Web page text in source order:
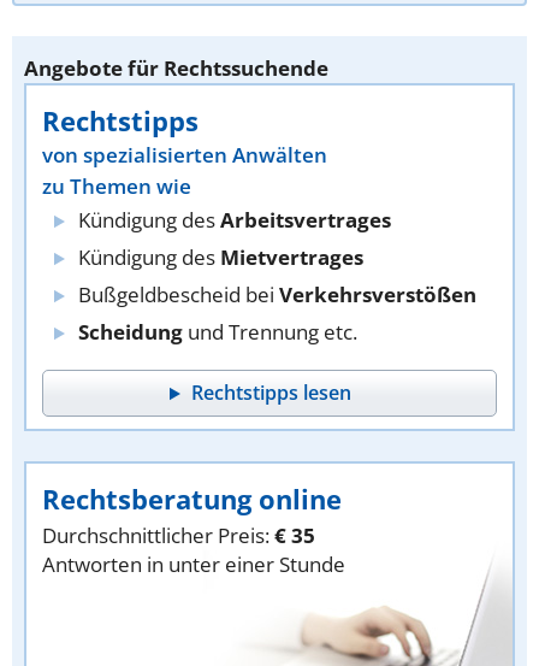
Angebote für Rechtssuchende
Rechtstipps
von spezialisierten Anwälten
zu Themen wie
Kündigung desArbeitsvertrages
Kündigung des Mietvertrages
Bußgeldbescheid bei Verkehrsverstößen
Scheidung und Trennung etc.
Rechtstipps lesen
Rechtsberatung online
Durchschnittlicher Preis:€ 35
Antworten in unter einer Stunde